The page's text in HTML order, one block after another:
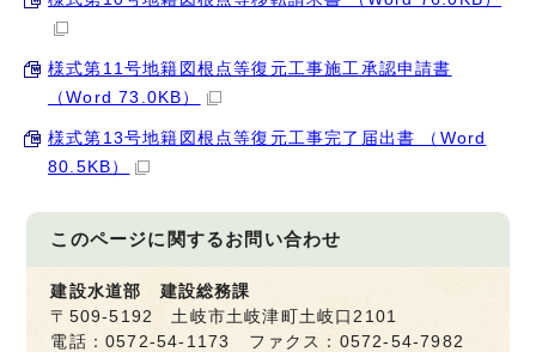
様式第11号地籍図根点等復元工事施工承認申請書
（Word 73.0KB）
様式第13号地籍図根点等復元工事完了届出書 （Word
80.5KB）
このページに関するお問い合わせ
建設水道部 建設総務課
〒509-5192 土岐市土岐津町土岐口2101
電話：0572-54-1173 ファクス：0572-54-7982